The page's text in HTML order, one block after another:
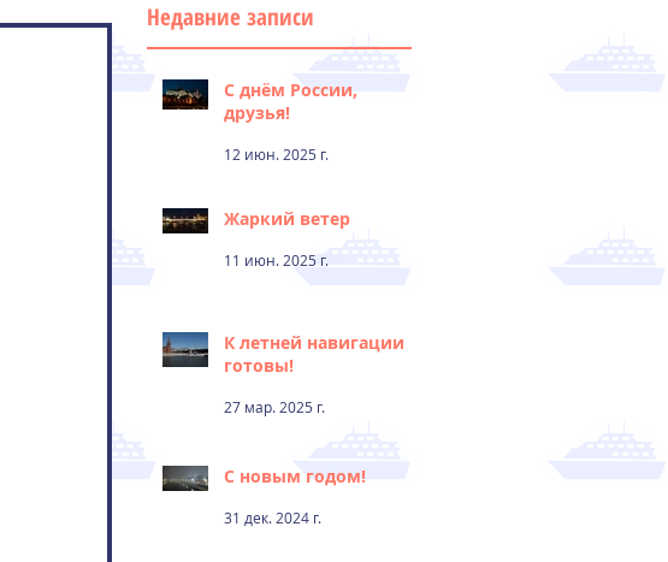
Недавние записи
С днём России,
друзья!
12 июн. 2025 г.
Жаркий ветер
11 июн. 2025 г.
К летней навигации
готовы!
27 мар. 2025 г.
С новым годом!
31 дек. 2024 г.